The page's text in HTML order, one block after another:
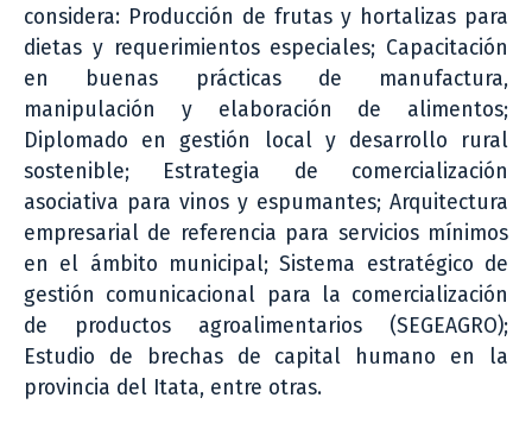
considera: Producción de frutas y hortalizas para
dietas y requerimientos especiales; Capacitación
en buenas prácticas de manufactura,
manipulación y elaboración de alimentos;
Diplomado en gestión local y desarrollo rural
sostenible; Estrategia de comercialización
asociativa para vinos y espumantes; Arquitectura
empresarial de referencia para servicios mínimos
en el ámbito municipal; Sistema estratégico de
gestión comunicacional para la comercialización
de productos agroalimentarios (SEGEAGRO);
Estudio de brechas de capital humano en la
provincia del Itata, entre otras.